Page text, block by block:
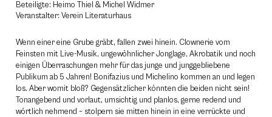
Beteiligte: Heimo Thiel & Michel Widmer
Veranstalter: Verein Literaturhaus
Wenn einer eine Grube gräbt, fallen zwei hinein. Clownerie vom
Feinsten mit Live-Musik, ungewöhnlicher Jonglage, Akrobatik und noch
einigen Überraschungen mehr für das junge und junggebliebene
Publikum ab 5 Jahren! Bonifazius und Michelino kommen an und legen
los. Aber womit bloß? Gegensätzlicher könnten die beiden nicht sein!
Tonangebend und vorlaut, umsichtig und planlos, gerne redend und
wörtlich nehmend – stolpern sie mitten hinein in eine verrückte und